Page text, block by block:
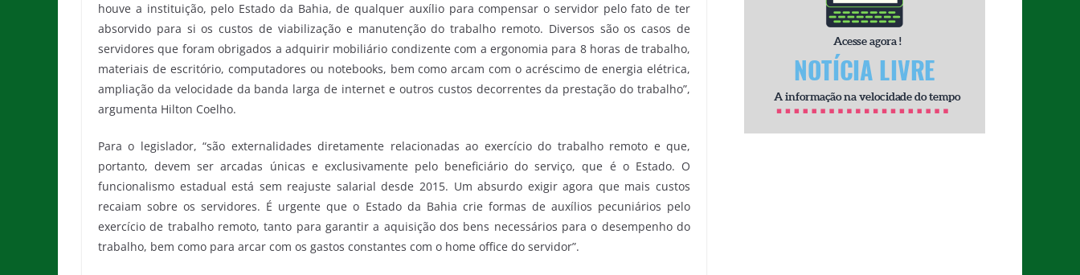
houve a instituição, pelo Estado da Bahia, de qualquer auxílio para compensar o servidor pelo fato de ter
absorvido para si os custos de viabilização e manutenção do trabalho remoto. Diversos são os casos de
servidores que foram obrigados a adquirir mobiliário condizente com a ergonomia para 8 horas de trabalho,
materiais de escritório, computadores ou notebooks, bem como arcam com o acréscimo de energia elétrica,
ampliação da velocidade da banda larga de internet e outros custos decorrentes da prestação do trabalho”,
argumenta Hilton Coelho.
Para o legislador, “são externalidades diretamente relacionadas ao exercício do trabalho remoto e que,
portanto, devem ser arcadas únicas e exclusivamente pelo beneficiário do serviço, que é o Estado. O
funcionalismo estadual está sem reajuste salarial desde 2015. Um absurdo exigir agora que mais custos
recaiam sobre os servidores. É urgente que o Estado da Bahia crie formas de auxílios pecuniários pelo
exercício de trabalho remoto, tanto para garantir a aquisição dos bens necessários para o desempenho do
trabalho, bem como para arcar com os gastos constantes com o home office do servidor”.